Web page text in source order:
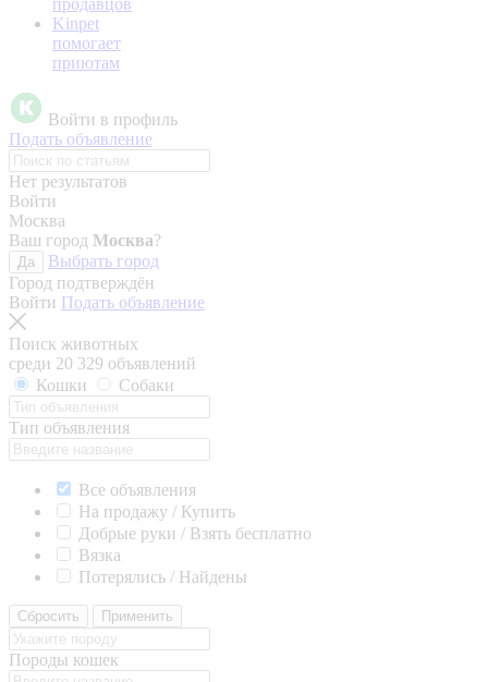
продавцов
Kinpet
помогает
приютам
Войти в профиль
Подать объявление
Нет результатов
Войти
Москва
Ваш город Москва?
Да
Выбрать город
Город подтверждён
Войти Подать объявление
Поиск животных
среди 20 329 объявлений
Кошки
Собаки
Тип объявления
Все объявления
На продажу / Купить
Добрые руки / Взять бесплатно
Вязка
Потерялись / Найдены
Сбросить Применить
Породы кошек